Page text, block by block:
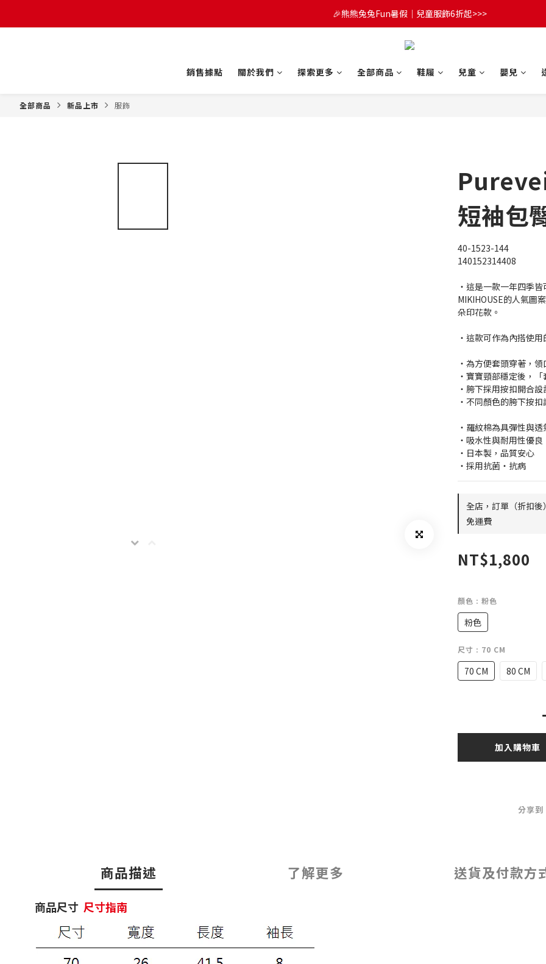
😍FUN暑假！童裝開心購【滿$3,000，送$300 (最高回饋$1,200)💌】
🔔首購享9折優惠➡️結帳輸入「MKH1ST」
銷售據點 關於我們 探索更多 全部商品 鞋履 兒童 嬰兒
全部商品 新品上市 服飾
短袖包
40-1523-144
140152314408
・這是一款一年四季
MIKIHOUSE的人氣圖
朵印花款。
・這款可作為內搭使
・為方便套頭穿著，
・寶寶頸部穩定後，
・胯下採用按扣開合設
・不同顏色的胯下按
・羅紋棉為具彈性與
・吸水性與耐用性優良
・日本製，品質安心
・採用抗菌・抗病
全店，訂單（折扣
免運費
NT$1,800
顏色 : 粉色
粉色
尺寸 : 70 CM
70 CM 80 CM
加入購物車
分享到
商品描述 了解更多 送貨及付款方
商品尺寸 尺寸指南